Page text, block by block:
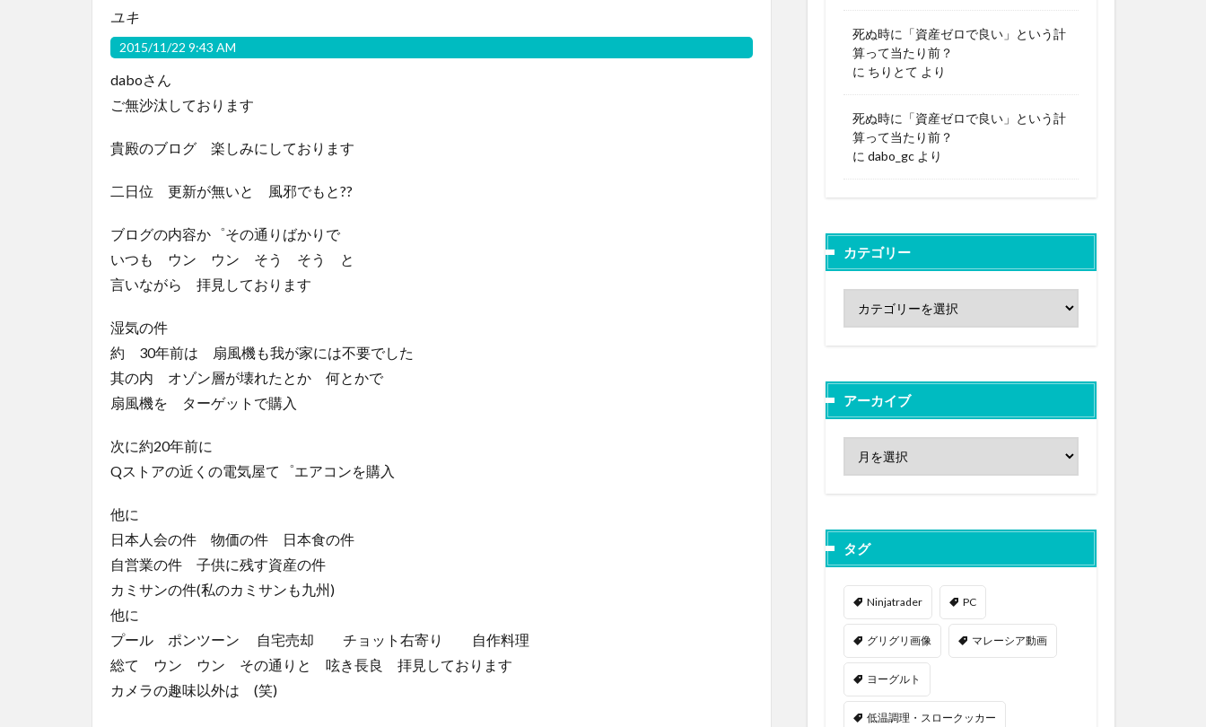
ユキ
2015/11/22 9:43 AM
daboさん
ご無沙汰しております
貴殿のブログ 楽しみにしております
二日位 更新が無いと 風邪でもと??
ブログの内容か゜その通りばかりで
いつも ウン ウン そう そう と
言いながら 拝見しております
湿気の件
約 30年前は 扇風機も我が家には不要でした
其の内 オゾン層が壊れたとか 何とかで
扇風機を ターゲットで購入
次に約20年前に
Qストアの近くの電気屋て゜エアコンを購入
他に
日本人会の件 物価の件 日本食の件
自営業の件 子供に残す資産の件
カミサンの件(私のカミサンも九州)
他に
プール ポンツーン 自宅売却 チョット右寄り 自作料理
総て ウン ウン その通りと 呟き長良 拝見しております
カメラの趣味以外は (笑)
死ぬ時に「資産ゼロで良い」という計
算って当たり前？
に ちりとて より
死ぬ時に「資産ゼロで良い」という計
算って当たり前？
に dabo_gc より
カテゴリー
アーカイブ
タグ
Ninjatrader PC
グリグリ画像 マレーシア動画
ヨーグルト
低温調理・スロークッカー